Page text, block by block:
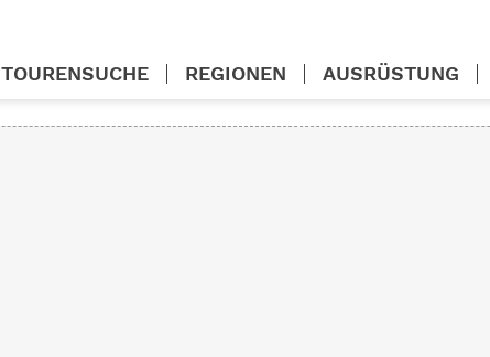
TOURENSUCHE REGIONEN AUSRÜSTUNG